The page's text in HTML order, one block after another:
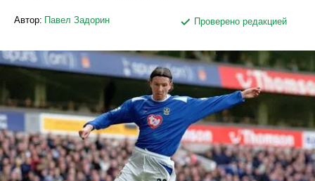
Автор: Павел Задорин Проверено редакцией